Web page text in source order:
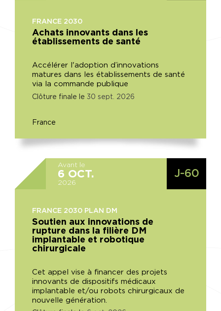
FRANCE 2030
Achats innovants dans les
établissements de santé
Accélérer l'adoption d’innovations
matures dans les établissements de santé
via la commande publique
Clôture finale le 30 sept. 2026
France
Avant le
6 OCT.
2026
J-60
FRANCE 2030 PLAN DM
Soutien aux innovations de
rupture dans la filière DM
implantable et robotique
chirurgicale
Cet appel vise à financer des projets
innovants de dispositifs médicaux
implantable et/ou robots chirurgicaux de
nouvelle génération.